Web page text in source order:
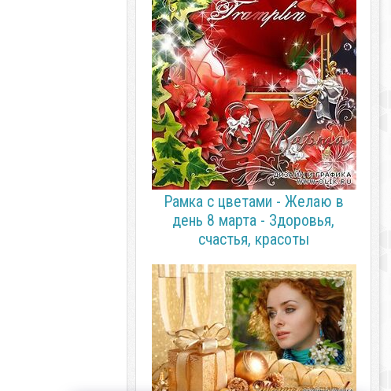
Рамка с цветами - Желаю в
день 8 марта - Здоровья,
счастья, красоты